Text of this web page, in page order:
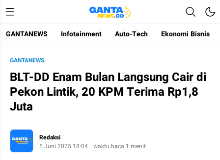
Gantanews
Informasi Membangun Bangsa
GANTANEWS Infotainment Auto-Tech Ekonomi Bisnis
GANTANEWS
BLT-DD Enam Bulan Langsung Cair di
Pekon Lintik, 20 KPM Terima Rp1,8
Juta
Redaksi
5 Juni 2025 18:04
waktu baca 1 menit